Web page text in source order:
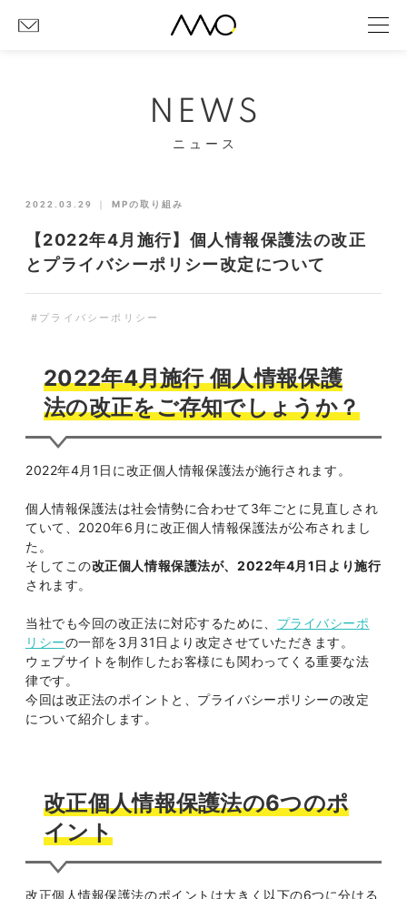
NEWS
ニュース
2022.03.29 ｜ MPの取り組み
【2022年4月施行】個人情報保護法の改正
とプライバシーポリシー改定について
#プライバシーポリシー
2022年4月施行 個人情報保護
法の改正をご存知でしょうか？
2022年4月1日に改正個人情報保護法が施行されます。
個人情報保護法は社会情勢に合わせて3年ごとに見直しされ
ていて、2020年6月に改正個人情報保護法が公布されまし
た。
そしてこの改正個人情報保護法が、2022年4月1日より施行
されます。
当社でも今回の改正法に対応するために、 プライバシーポ
リシーの一部を3月31日より改定させていただきます。
ウェブサイトを制作したお客様にも関わってくる重要な法
律です。
今回は改正法のポイントと、プライバシーポリシーの改定
について紹介します。
改正個人情報保護法の6つのポ
イント
改正個人情報保護法のポイントは大きく以下の6つに分ける